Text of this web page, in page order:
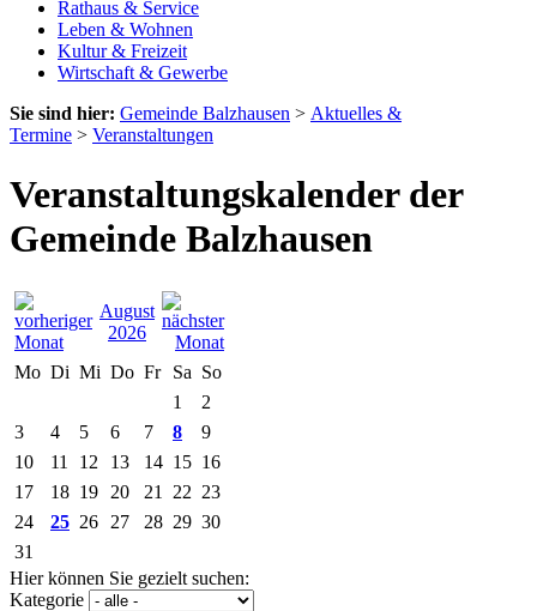
Rathaus & Service
Leben & Wohnen
Kultur & Freizeit
Wirtschaft & Gewerbe
Sie sind hier: Gemeinde Balzhausen > Aktuelles &
Termine > Veranstaltungen
Veranstaltungskalender der
Gemeinde Balzhausen
August
2026
Mo Di Mi Do Fr Sa So
1
2
3
4 5 6 7 8
9
10
11 12 13 14 15 16
17
18 19 20 21 22 23
24
25 26 27 28 29 30
31
Hier können Sie gezielt suchen:
Kategorie